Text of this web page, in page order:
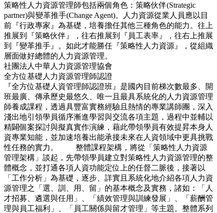
策略性人力資源管理師包括兩個角色：策略伙伴(Strategic
partner)與變革推手(Change Agent)。人力資源從業人員應以目
前『行政專家』為基礎，培養擔任其他三種角色的能力。往上
推展到『策略伙伴』，往右推展到『員工表率』，往右上推展
到『變革推手』。如此才能勝任『策略性人力資源』，從組織
層面做好總體的人力資源管理。
社團法人中華人力資源管理協會
全方位基礎人力資源管理師認證
『全方位基礎人資管理師認證班』是國內目前梯次數最多、開
班最廣、傳承歷史最悠久、唯一且最具系統化的人力資源管理
師養成課程，透過具豐富實務經驗且熱情的專業講師團，深入
淺出地引領學員循序漸進學習與交流各項主題，過程中並輔以
精闢個案探討與擬真實作演練，藉此帶領學員有效提昇本身人
資專業知能，並加速培養出能承接未來在人資領域中更具挑戰
性任務的實力。 整體課程架構，將從「策略性人力資源
管理架構」談起，先帶領學員建立對策略性人力資源管理的整
體概念，並打通各項人資功能定位上的任督二脈後，接著以
「工作分析」為基礎，逐步、詳實且系統化地介紹各項人力資
源管理之「選、訓、用、留」的基本概念及實務，諸如：「人
才招募、遴選與任用」、「績效管理與訓練發展」、「薪酬管
理與員工福利」、「員工關係與留才管理」等主題。整體系列